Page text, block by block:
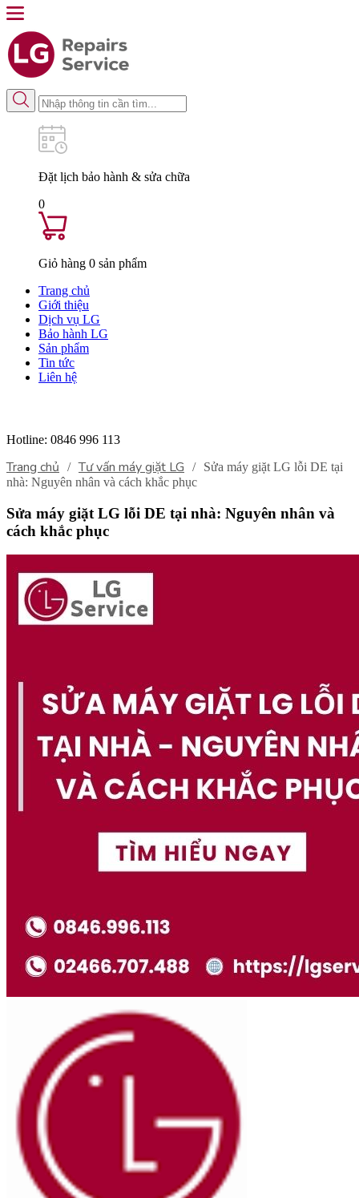
Đặt lịch bảo hành & sửa chữa
0
Giỏ hàng 0 sản phẩm
Trang chủ
Giới thiệu
Dịch vụ LG
Bảo hành LG
Sản phẩm
Tin tức
Liên hệ
Hotline: 0846 996 113
Trang chủ / Tư vấn máy giặt LG / Sửa máy giặt LG lỗi DE tại
nhà: Nguyên nhân và cách khắc phục
Sửa máy giặt LG lỗi DE tại nhà: Nguyên nhân và
cách khắc phục